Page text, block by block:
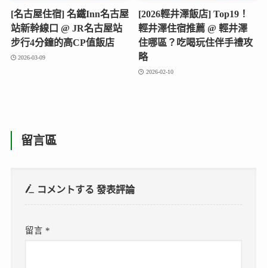
[名古屋住宿] 名鐵Inn名古屋
站新幹線口 @ JR名古屋站
步行4分鐘的高CP值飯店
2026-03-09
[2026輕井澤飯店] Top19！
輕井澤住宿推薦 @ 輕井澤
住哪區？吃喝玩住伴手禮攻
略
2026-02-10
留言區
コメントする發表評論
留言 *